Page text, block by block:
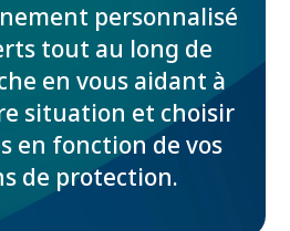
personnalisé
tout au long de
en vous aidant à
situation et choisir
en fonction de vos
de protection.